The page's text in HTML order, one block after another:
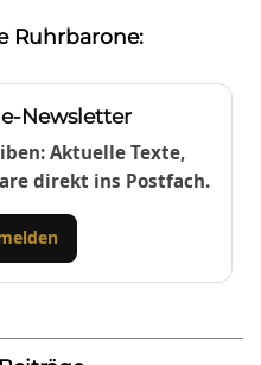
Ruhrbarone:
Newsletter
Aktuelle Texte,
direkt ins Postfach.